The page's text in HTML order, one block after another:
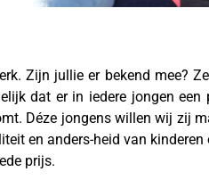
Zijn jullie er bekend mee?
dat er in iedere jongen
Déze jongens willen wij zij
en anders-heid van
prijs.